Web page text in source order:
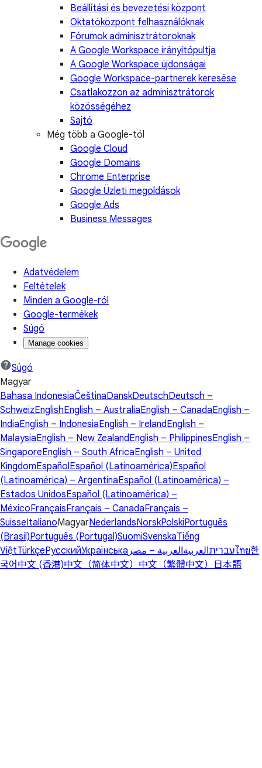
Beállítási és bevezetési központ
Oktatóközpont felhasználóknak
Fórumok adminisztrátoroknak
A Google Workspace irányítópultja
A Google Workspace újdonságai
Google Workspace-partnerek keresése
Csatlakozzon az adminisztrátorok
közösségéhez
Sajtó
Még több a Google-tól
Google Cloud
Google Domains
Chrome Enterprise
Google Üzleti megoldások
Google Ads
Business Messages
Adatvédelem
Feltételek
Minden a Google-ról
Google-termékek
Súgó
Manage cookies
Súgó
Magyar
Bahasa IndonesiaČeštinaDanskDeutschDeutsch –
SchweizEnglishEnglish – AustraliaEnglish – CanadaEnglish –
IndiaEnglish – IndonesiaEnglish – IrelandEnglish –
MalaysiaEnglish – New ZealandEnglish – PhilippinesEnglish –
SingaporeEnglish – South AfricaEnglish – United
KingdomEspañol Español (Latinoamérica)Español
(Latinoamérica) – ArgentinaEspañol (Latinoamérica) –
Estados UnidosEspañol (Latinoamérica) –
MéxicoFrançaisFrançais – CanadaFrançais –
SuisseItalianoMagyarNederlandsNorskPolskiPortuguês
(Brasil)Português (Portugal)SuomiSvenskaTiếng
ViệtTürkçeРусскийУкраїнська עבריתالعربيةالعربية – مصر ไทย한
국어 中文 (香港)中文（简体中文） 中文（繁體中文） 日本語